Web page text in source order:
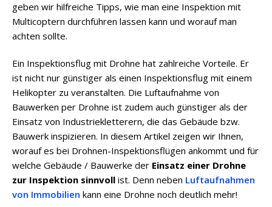
geben wir hilfreiche Tipps, wie man eine Inspektion mit
Multicoptern durchführen lassen kann und worauf man
achten sollte.
Ein Inspektionsflug mit Drohne hat zahlreiche Vorteile. Er
ist nicht nur günstiger als einen Inspektionsflug mit einem
Helikopter zu veranstalten. Die Luftaufnahme von
Bauwerken per Drohne ist zudem auch günstiger als der
Einsatz von Industriekletterern, die das Gebäude bzw.
Bauwerk inspizieren. In diesem Artikel zeigen wir Ihnen,
worauf es bei Drohnen-Inspektionsflügen ankommt und für
welche Gebäude / Bauwerke der Einsatz einer Drohne
zur Inspektion sinnvoll ist. Denn neben Luftaufnahmen
von Immobilien kann eine Drohne noch deutlich mehr!